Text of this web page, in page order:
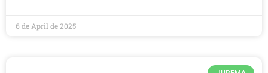
6 de April de 2025